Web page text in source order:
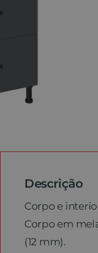
Descrição
Corpo e
Corpo em
(12 mm).